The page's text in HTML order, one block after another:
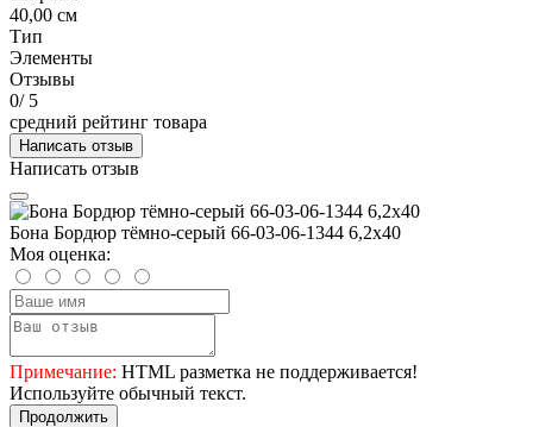
40,00 см
Тип
Элементы
Отзывы
0/ 5
средний рейтинг товара
Написать отзыв
Написать отзыв
Бона Бордюр тёмно-серый 66-03-06-1344 6,2х40
Моя оценка:
Примечание: HTML разметка не поддерживается!
Используйте обычный текст.
Продолжить